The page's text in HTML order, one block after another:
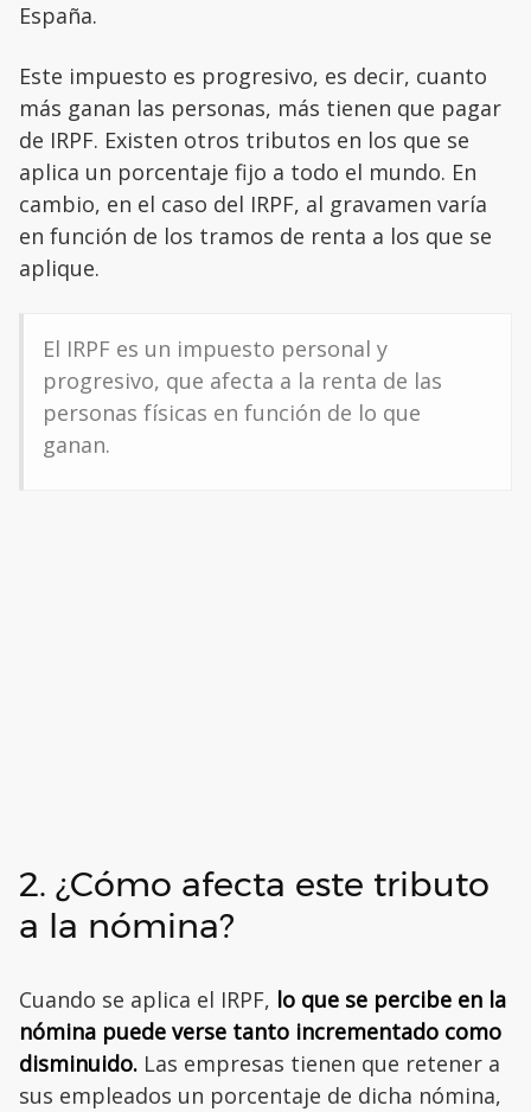
España.
Este impuesto es progresivo, es decir, cuanto
más ganan las personas, más tienen que pagar
de IRPF. Existen otros tributos en los que se
aplica un porcentaje fijo a todo el mundo. En
cambio, en el caso del IRPF, al gravamen varía
en función de los tramos de renta a los que se
aplique.
El IRPF es un impuesto personal y
progresivo, que afecta a la renta de las
personas físicas en función de lo que
ganan.
2. ¿Cómo afecta este tributo
a la nómina?
Cuando se aplica el IRPF, lo que se percibe en la
nómina puede verse tanto incrementado como
disminuido. Las empresas tienen que retener a
sus empleados un porcentaje de dicha nómina,